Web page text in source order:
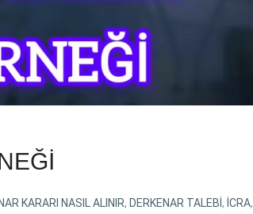
KARARI NASIL ALINIR, DERKENAR TALEBİ , İCRA,